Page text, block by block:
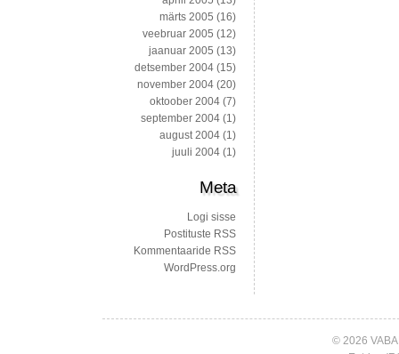
märts 2005 (16)
veebruar 2005 (12)
jaanuar 2005 (13)
detsember 2004 (15)
november 2004 (20)
oktoober 2004 (7)
september 2004 (1)
august 2004 (1)
juuli 2004 (1)
Meta
Logi sisse
Postituste RSS
Kommentaaride RSS
WordPress.org
© 2026